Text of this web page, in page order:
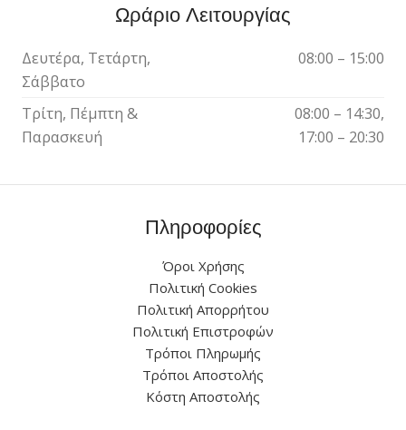
Ωράριο Λειτουργίας
Δευτέρα, Τετάρτη,
Σάββατο
08:00 – 15:00
Τρίτη, Πέμπτη &
Παρασκευή
08:00 – 14:30,
17:00 – 20:30
Πληροφορίες
Όροι Χρήσης
Πολιτική Cookies
Πολιτική Απορρήτου
Πολιτική Επιστροφών
Τρόποι Πληρωμής
Τρόποι Αποστολής
Κόστη Αποστολής